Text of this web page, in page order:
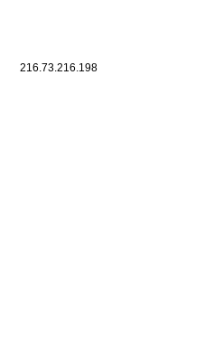
216.73.216.198